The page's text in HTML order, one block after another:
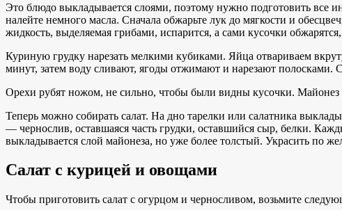
Это блюдо выкладывается слоями, поэтому нужно подготовить все
налейте немного масла. Сначала обжарьте лук до мягкости и
жидкость, выделяемая грибами, испарится, а сами кусочки
Куриную грудку нарезать мелкими кубиками. Яйца отвариваем
минут, затем воду сливают, ягоды отжимают и нарезают полосками.
Орехи рубят ножом, не сильно, чтобы были видны кусочки.
Теперь можно собирать салат. На дно тарелки или салатника
— чернослив, оставшаяся часть грудки, оставшийся сыр, белки.
выкладывается слой майонеза, но уже более толстый. Украсить по
Салат с курицей и овощами
Чтобы приготовить салат с огурцом и черносливом, возьмите